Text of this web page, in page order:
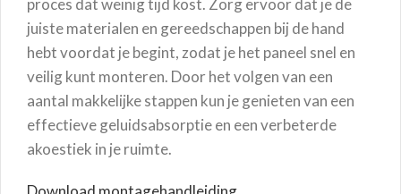
juiste materialen en gereedschappen bij de hand
hebt voordat je begint, zodat je het paneel snel en
veilig kunt monteren. Door het volgen van een
aantal makkelijke stappen kun je genieten van een
effectieve geluidsabsorptie en een verbeterde
akoestiek in je ruimte.